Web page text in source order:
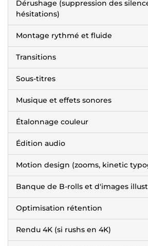
Dérushage (suppression des
hésitations)
Montage rythmé et fluide
Transitions
Sous-titres
Musique et effets sonores
Étalonnage couleur
Édition audio
Motion design (zooms, kinetic
Banque de B-rolls et d'images
Optimisation rétention
Rendu 4K (si rushs en 4K)